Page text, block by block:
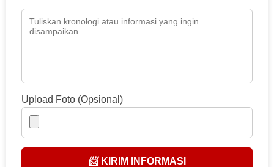
Upload Foto (Opsional)
📨 KIRIM INFORMASI